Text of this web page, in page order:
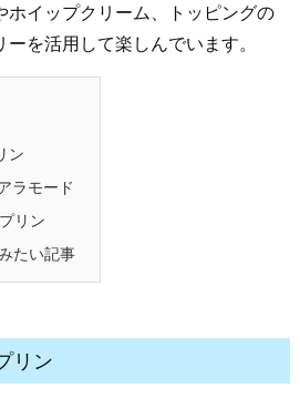
ホイップクリーム、トッピングの
を活用して楽しんでいます。
ン
ラモード
リン
たい記事
リン